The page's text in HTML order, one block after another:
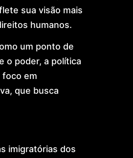
sua visão mais
humanos.
um ponto de
o poder, a política
foco em
que busca
imigratórias dos